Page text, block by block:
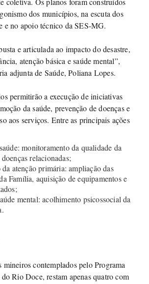
dos municípios, na escuta dos
e no apoio técnico da SES-MG.
e articulada ao impacto do desastre,
atenção básica e saúde mental”,
adjunta de Saúde, Poliana Lopes.
permitirão a execução de iniciativas
da saúde, prevenção de doenças e
aos serviços. Entre as principais ações
monitoramento da qualidade da
relacionadas;
atenção primária: ampliação das
Família, aquisição de equipamentos e
mental: acolhimento psicossocial da
contemplados pelo Programa
Rio Doce, restam apenas quatro com